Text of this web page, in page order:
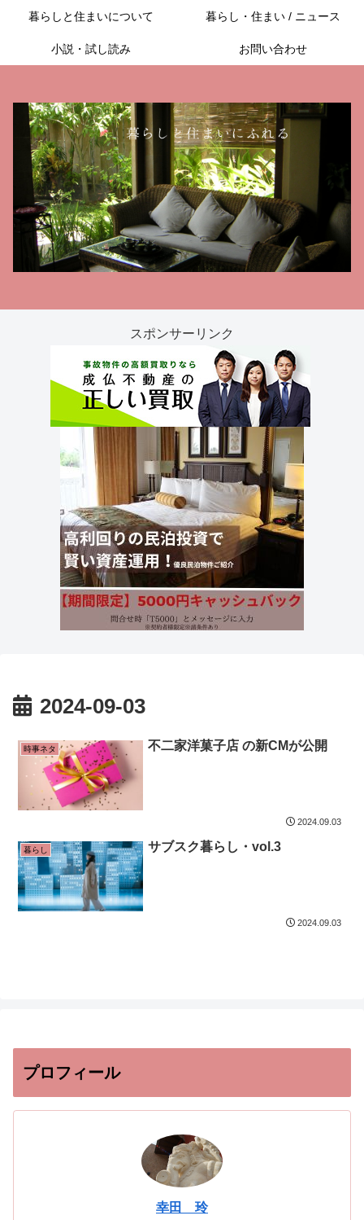
暮らしと住まいについて 暮らし・住まい / ニュース
小説・試し読み お問い合わせ
スポンサーリンク
2024-09-03
時事ネタ 不二家洋菓子店 の新CMが公開
2024.09.03
暮らし サブスク暮らし・vol.3
2024.09.03
プロフィール
幸田 玲